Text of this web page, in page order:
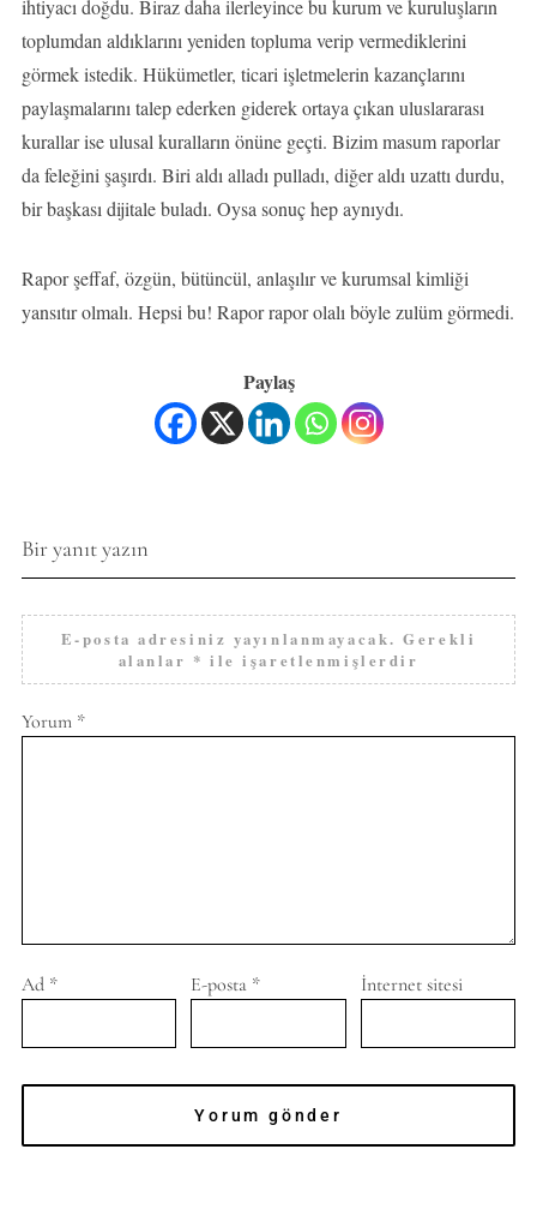
ihtiyacı doğdu. Biraz daha ilerleyince bu kurum ve kuruluşların
toplumdan aldıklarını yeniden topluma verip vermediklerini
görmek istedik. Hükümetler, ticari işletmelerin kazançlarını
paylaşmalarını talep ederken giderek ortaya çıkan uluslararası
kurallar ise ulusal kuralların önüne geçti. Bizim masum raporlar
da feleğini şaşırdı. Biri aldı alladı pulladı, diğer aldı uzattı durdu,
bir başkası dijitale buladı. Oysa sonuç hep aynıydı.
Rapor şeffaf, özgün, bütüncül, anlaşılır ve kurumsal kimliği
yansıtır olmalı. Hepsi bu! Rapor rapor olalı böyle zulüm görmedi.
Paylaş
Bir yanıt yazın
E-posta adresiniz yayınlanmayacak. Gerekli
alanlar * ile işaretlenmişlerdir
Yorum *
Ad * E-posta * İnternet sitesi